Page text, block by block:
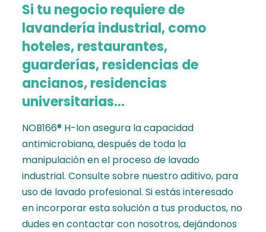
Si tu negocio requiere de
lavandería industrial, como
hoteles, restaurantes,
guarderías, residencias de
ancianos, residencias
universitarias…
NOB166® H-Ion asegura la capacidad
antimicrobiana, después de toda la
manipulación en el proceso de lavado
industrial. Consulte sobre nuestro aditivo, para
uso de lavado profesional. Si estás interesado
en incorporar esta solución a tus productos, no
dudes en contactar con nosotros,dejándonos